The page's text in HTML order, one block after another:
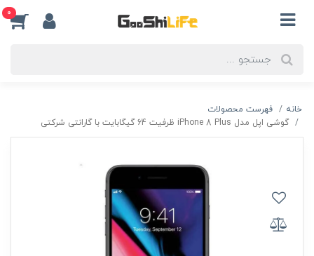
0
خانه
فهرست محصولات
گوشی اپل مدل iPhone 8 Plus ظرفیت 64 گیگابایت با گارانتی شرکتی